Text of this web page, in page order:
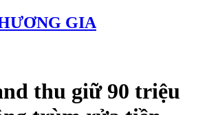
GIA
thu giữ 90 triệu